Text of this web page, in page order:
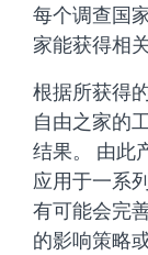
每个调查国
家能获得相
根据所获得
自由之家的
结果。 由此
应用于一系
有可能会完
的影响策略